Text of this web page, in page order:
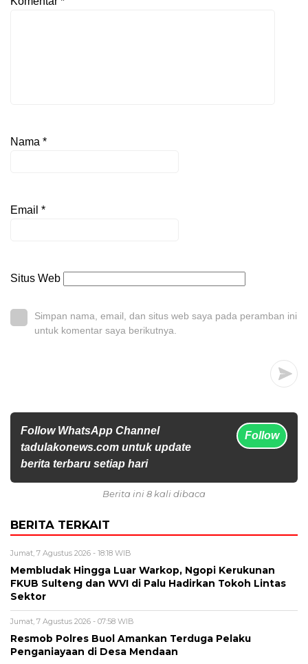
Nama *
Email *
Situs Web
Simpan nama, email, dan situs web saya pada peramban ini
untuk komentar saya berikutnya.
Follow WhatsApp Channel
tadulakonews.com untuk update
berita terbaru setiap hari
Follow
Berita ini 8 kali dibaca
BERITA TERKAIT
Jumat, 7 Agustus 2026 - 18:18 WIB
Membludak Hingga Luar Warkop, Ngopi Kerukunan
FKUB Sulteng dan WVI di Palu Hadirkan Tokoh Lintas
Sektor
Jumat, 7 Agustus 2026 - 07:58 WIB
Resmob Polres Buol Amankan Terduga Pelaku
Penganiayaan di Desa Mendaan